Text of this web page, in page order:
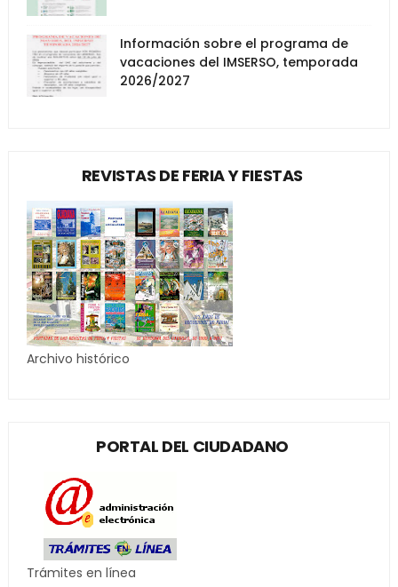
Información sobre el programa de
vacaciones del IMSERSO, temporada
2026/2027
REVISTAS DE FERIA Y FIESTAS
Archivo histórico
PORTAL DEL CIUDADANO
Trámites en línea